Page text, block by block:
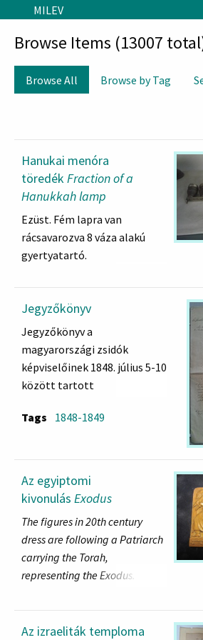
Skip to main content
MILEV
Browse Items (13007
Browse All Browse by Tag
Hanukai menóra
töredékFraction of a
Hanukkahlamp
Ezüst. Fém lapra van
rácsavarozva 8 váza alakú
gyertyatartó.
Jegyzőkönyv
Jegyzőkönyv a
magyarországi zsidók
képviselőinek 1848. július 5-10
között tartott
első oldalán a képviselők
Tags 1848-1849
Az egyiptomi
kivonulás Exodus
The figures in 20th century
dress are following a Patriarch
carrying the Torah,
representing the Exodus. The
have taken you out of the land
of Egypt".
Az izraeliták temploma